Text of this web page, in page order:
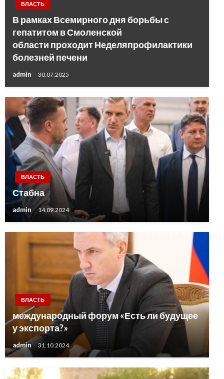
ВЛАСТЬ
В рамках Всемирного дня борьбы с
гепатитом в Смоленской
области проходит Неделяпрофилактики
болезней печени
admin 30.07.2025
ВЛАСТЬ
Стабна
admin 14.09.2024
ВЛАСТЬ
международный форум «Есть ли будущее
у экспорта?»
admin 31.10.2024